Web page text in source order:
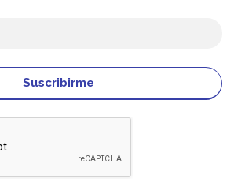
Suscribirme